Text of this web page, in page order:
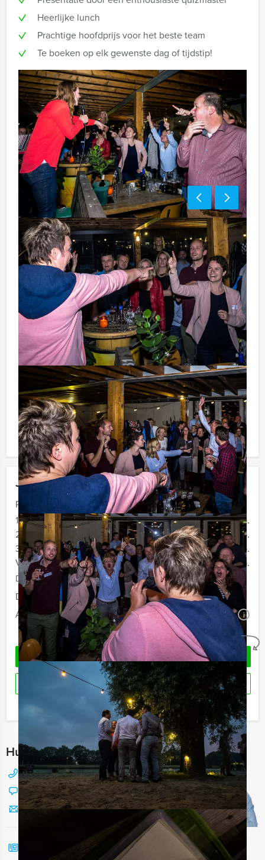
Jouw uitje
Prijs :
12 - 19 personen
€ 62,50 p.p.
20 - 29 personen
€ 59,50 p.p.
30 - 39 personen
€ 56,50 p.p.
Vanaf 40 personen
€ 54,50 p.p.
De prijzen zijn exclusief BTW
Duur:
3 uur en 30 minuten
Aantal:
Minimaal 12 personen i
Geheel vrijblijvend
OFFERTE AANVRAGEN
RESERVEREN
Ik heb een vraag over dit uitje
Hulp nodig bij het kiezen?
088 428 81 17
Chat met Jeroen
Stuur ons een mailtje
Heerlijke lunch
Prachtige hoofdprijs voor het beste team
Te boeken op elk gewenste dag of tijdstip!
Bezorgkosten benodigdheden (meerprijs):
€ 100,- excl. BTW
Tip:
Niet telkens uw knip hoeven trekken om uw drankje af
te rekenen? Voor € 13,50 per persoon per uur (excl.
BTW) kunt u gebruikmaken van het drankarrangement,
waarbij u onbeperkt kunt genieten van bier, fris,
huiswijn, koffie en thee. En... zo komt u ook achteraf
niet voor verrassingen te staan!
Reservering voor kleinere groepen:
Komt u niet aan het minimale aantal deelnemers? Als u
bereid bent voor het minimale aantal te betalen, kunt u
ook gewoon voor minder personen boeken!